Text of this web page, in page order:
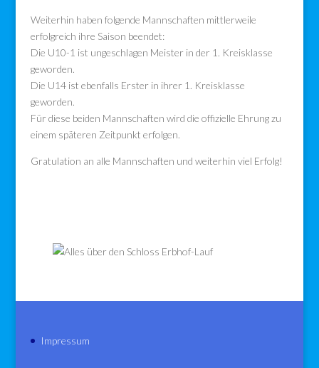
Weiterhin haben folgende Mannschaften mittlerweile
erfolgreich ihre Saison beendet:
Die U10-1 ist ungeschlagen Meister in der 1. Kreisklasse
geworden.
Die U14 ist ebenfalls Erster in ihrer 1. Kreisklasse
geworden.
Für diese beiden Mannschaften wird die offizielle Ehrung zu
einem späteren Zeitpunkt erfolgen.
Gratulation an alle Mannschaften und weiterhin viel Erfolg!
Impressum